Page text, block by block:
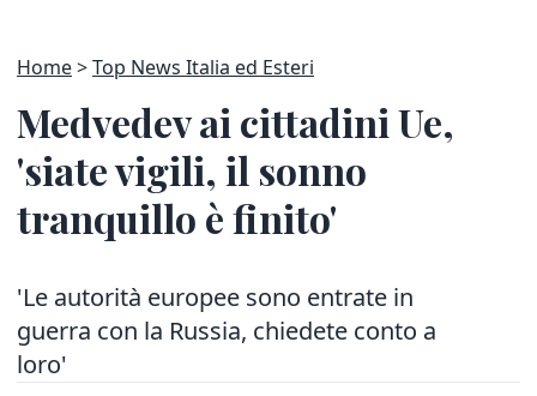
Home Top News Italia ed Esteri
Medvedev ai cittadini Ue,
'siate vigili, il sonno
tranquillo è finito'
'Le autorità europee sono entrate in
guerra con la Russia, chiedete conto a
loro'